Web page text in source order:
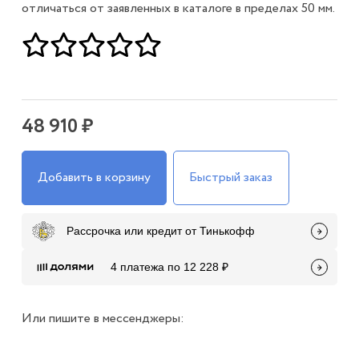
отличаться от заявленных в каталоге в пределах 50 мм.
48 910 ₽
Добавить в корзину Быстрый заказ
Рассрочка или кредит от Тинькофф
4 платежа по 12 228 ₽
Или пишите в мессенджеры: